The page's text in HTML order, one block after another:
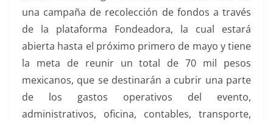
una campaña de recolección de fondos a través
de la plataforma Fondeadora, la cual estará
abierta hasta el próximo primero de mayo y tiene
la meta de reunir un total de 70 mil pesos
mexicanos, que se destinarán a cubrir una parte
de los gastos operativos del evento,
administrativos, oficina, contables, transporte,